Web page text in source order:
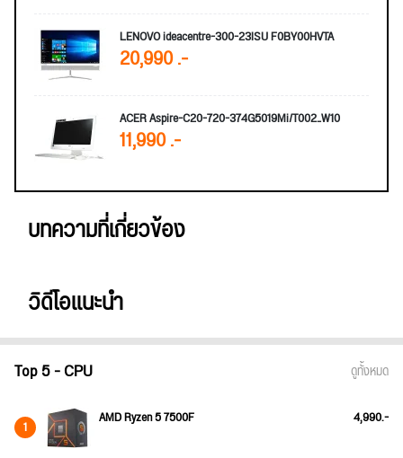
LENOVO ideacentre-300-23ISU F0BY00HVTA
20,990 .-
ACER Aspire-C20-720-374G5019Mi/T002_W10
11,990 .-
บทความที่เกี่ยวข้อง
วิดีโอแนะนำ
Top 5 - CPU ดูทั้งหมด
1 AMD Ryzen 5 7500F 4,990.-